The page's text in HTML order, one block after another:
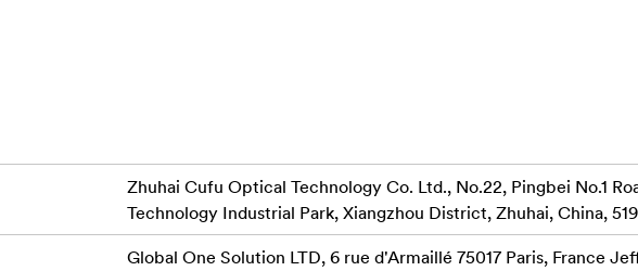
Zhuhai Cufu Optical Technology Co. Ltd., No.22, Pingbei No.1
Technology Industrial Park, Xiangzhou District, Zhuhai, China,
Global One Solution LTD, 6 rue d'Armaillé 75017 Paris, France